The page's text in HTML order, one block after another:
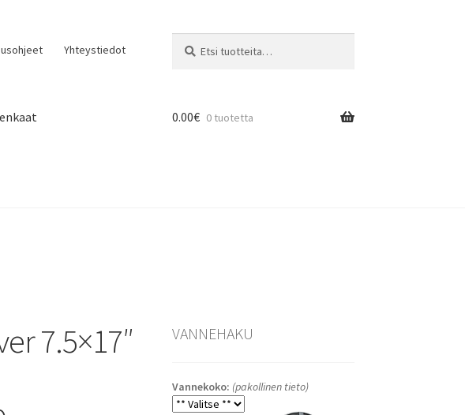
Yhteystiedot
0.00€ 0 tuotetta
7.5×17″
VANNEHAKU
Vannekoko: (pakollinen tieto)